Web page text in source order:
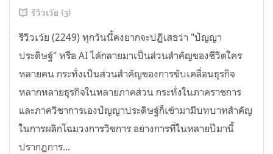
รีวิวเว้ย (3)
รีวิวเว้ย (2249) ทุกวันนี้คงยากจะปฏิเสธว่า "ปัญญา
ประดิษฐ์" หรือ AI ได้กลายมาเป็นส่วนสำคัญของชีวิตใคร
หลายคน กระทั่งเป็นส่วนสำคัญของการขับเคลื่อนธุรกิจ
หลากหลายธุรกิจในหลายภาคส่วน กระทั่งในภาคราชการ
และภาควิชาการเองปัญญาประดิษฐ์ก็เข้ามามีบทบาทสำคัญ
ในการผลิกโฉมวงการวิชการ อย่างการที่ในหลายปีมานี้
ปรากฏการ...